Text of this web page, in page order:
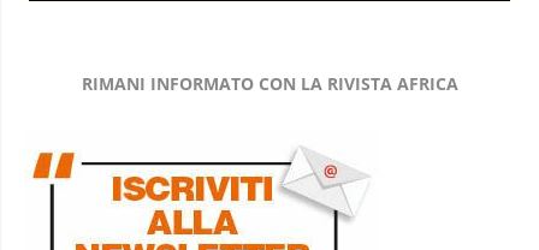
RIMANI INFORMATO CON LA RIVISTA AFRICA